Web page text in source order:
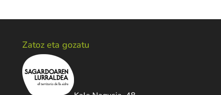
Zatoz eta gozatu